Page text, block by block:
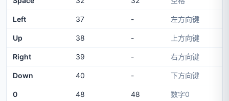
Left 37 - 左方向键
Up 38 - 上方向键
Right 39 - 右方向键
Down 40 - 下方向键
0 48 48 数字0